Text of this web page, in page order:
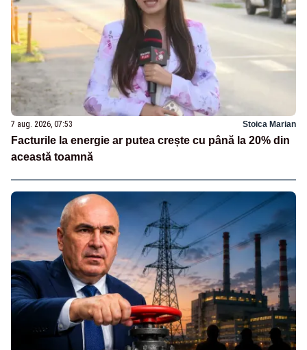
7 aug. 2026, 07:53 Stoica Marian
Facturile la energie ar putea crește cu până la 20% din
această toamnă